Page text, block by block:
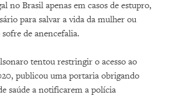
no Brasil apenas em casos de estupro,
para salvar a vida da mulher ou
de anencefalia.
tentou restringir o acesso ao
publicou uma portaria obrigando
saúde a notificarem a polícia